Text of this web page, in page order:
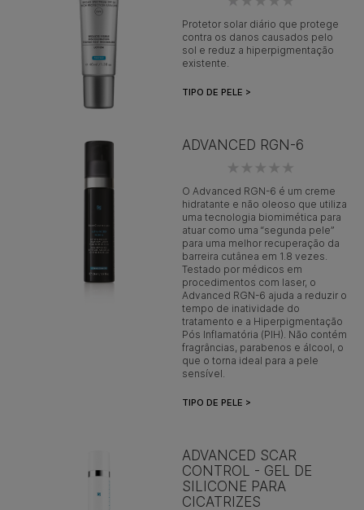
Protetor solar diário que protege
contra os danos causados ​​pelo
sol e reduz a hiperpigmentação
existente.
TIPO DE PELE >
ADVANCED RGN-6
O Advanced RGN-6 é um creme
hidratante e não oleoso que utiliza
uma tecnologia biomimética para
atuar como uma “segunda pele”
para uma melhor recuperação da
barreira cutânea em 1.8 vezes.
Testado por médicos em
procedimentos com laser, o
Advanced RGN-6 ajuda a reduzir o
tempo de inatividade do
tratamento e a Hiperpigmentação
Pós Inflamatória (PIH). Não contém
fragrâncias, parabenos e álcool, o
que o torna ideal para a pele
sensível.
TIPO DE PELE >
ADVANCED SCAR
CONTROL - GEL DE
SILICONE PARA
CICATRIZES